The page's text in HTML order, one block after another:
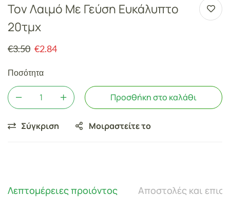
Τον Λαιμό Με Γεύση Ευκάλυπτο
20τμχ
€3.50 €2.84
Ποσότητα
Προσθήκη στο καλάθι
Σύγκριση Μοιραστείτε το
Λεπτομέρειες προιόντος Αποστολές και